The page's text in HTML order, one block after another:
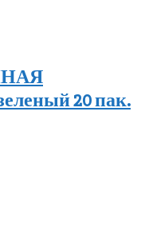
20 пак.